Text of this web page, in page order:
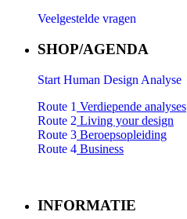
Veelgestelde vragen
SHOP/AGENDA
Start Human Design Analyse
Route 1 Verdiepende analyses
Route 2 Living your design
Route 3 Beroepsopleiding
Route 4 Business
INFORMATIE